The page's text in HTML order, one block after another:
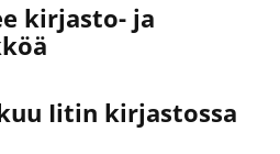
kirjasto- ja
Iitin kirjastossa